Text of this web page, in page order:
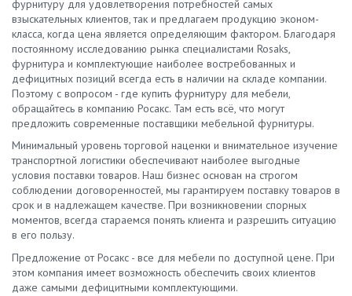
фурнитуру для удовлетворения потребностей самых
взыскательных клиентов, так и предлагаем продукцию эконом-
класса, когда цена является определяющим фактором. Благодаря
постоянному исследованию рынка специалистами Rosaks,
фурнитура и комплектующие наиболее востребованных и
дефицитных позиций всегда есть в наличии на складе компании.
Поэтому с вопросом - где купить фурнитуру для мебели,
обращайтесь в компанию Росакс. Там есть всё, что могут
предложить современные поставщики мебельной фурнитуры.
Минимальный уровень торговой наценки и внимательное изучение
транспортной логистики обеспечивают наиболее выгодные
условия поставки товаров. Наш бизнес основан на строгом
соблюдении договоренностей, мы гарантируем поставку товаров в
срок и в надлежащем качестве. При возникновении спорных
моментов, всегда стараемся понять клиента и разрешить ситуацию
в его пользу.
Предложение от Росакс - все для мебели по доступной цене. При
этом компания имеет возможность обеспечить своих клиентов
даже самыми дефицитными комплектующими.